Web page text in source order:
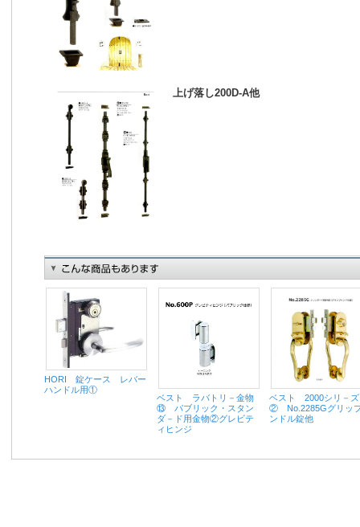
上げ落し200D-A他
HORI 錠ケース レバー
ハンドル用①
ベスト ラバトリ－金物
⑬ パブリック・スタン
ダ－ド用金物②グレビテ
ィヒンジ
ベスト 2000シリ－ズ
② No.2285Gグリッ
ンドル錠他